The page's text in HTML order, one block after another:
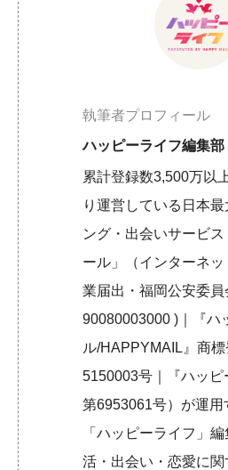
執筆者プロフィール
ハッピーライフ編集部
累計登録数3,500万以
り運営している日本
ング・出会いサービス
ール」（インターネ
業届出・福岡公安委
90080003000 )｜『ハ
ル/HAPPYMAIL』商
5150003号｜『ハッピ
第6953061号）が運用
「ハッピーライフ」
活・出会い・恋愛に関